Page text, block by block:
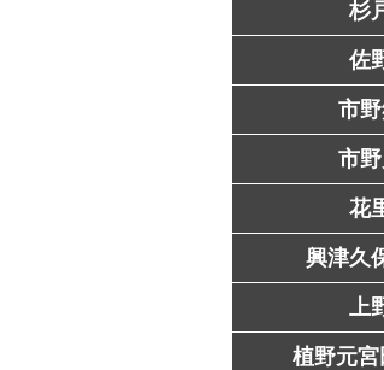
杉
佐
市
市野
花
興津久
上
植野元